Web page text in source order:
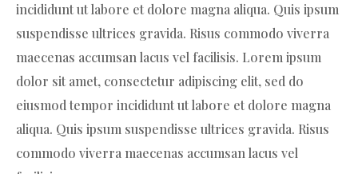
incididunt ut labore et dolore magna aliqua. Quis ipsum
suspendisse ultrices gravida. Risus commodo viverra
maecenas accumsan lacus vel facilisis. Lorem ipsum
dolor sit amet, consectetur adipiscing elit, sed do
eiusmod tempor incididunt ut labore et dolore magna
aliqua. Quis ipsum suspendisse ultrices gravida. Risus
commodo viverra maecenas accumsan lacus vel